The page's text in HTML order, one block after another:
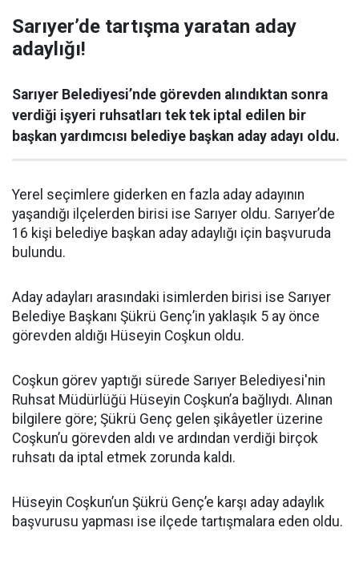
Sarıyer’de tartışma yaratan aday
adaylığı!
Sarıyer Belediyesi’nde görevden alındıktan sonra
verdiği işyeri ruhsatları tek tek iptal edilen bir
başkan yardımcısı belediye başkan aday adayı oldu.
Yerel seçimlere giderken en fazla aday adayının
yaşandığı ilçelerden birisi ise Sarıyer oldu. Sarıyer’de
16 kişi belediye başkan aday adaylığı için başvuruda
bulundu.
Aday adayları arasındaki isimlerden birisi ise Sarıyer
Belediye Başkanı Şükrü Genç’in yaklaşık 5 ay önce
görevden aldığı Hüseyin Coşkun oldu.
Coşkun görev yaptığı sürede Sarıyer Belediyesi'nin
Ruhsat Müdürlüğü Hüseyin Coşkun’a bağlıydı. Alınan
bilgilere göre; Şükrü Genç gelen şikâyetler üzerine
Coşkun’u görevden aldı ve ardından verdiği birçok
ruhsatı da iptal etmek zorunda kaldı.
Hüseyin Coşkun’un Şükrü Genç’e karşı aday adaylık
başvurusu yapması ise ilçede tartışmalara eden oldu.